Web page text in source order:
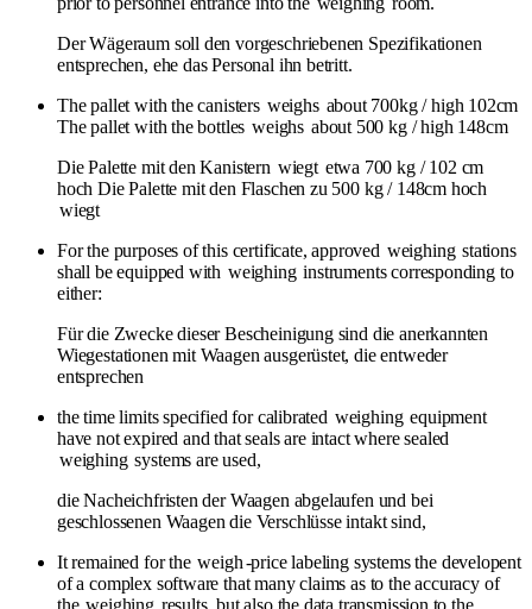
Der Wägeraum soll den vorgeschriebenen Spezifikationen
entsprechen, ehe das Personal ihn betritt.
The pallet with the canisters weighs about 700kg / high 102cm
The pallet with the bottles weighs about 500 kg / high 148cm
Die Palette mit den Kanistern wiegt etwa 700 kg / 102 cm
hoch Die Palette mit den Flaschen zu 500 kg / 148cm hoch
wiegt
For the purposes of this certificate, approved weighing stations
shall be equipped with weighing instruments corresponding to
either:
Für die Zwecke dieser Bescheinigung sind die anerkannten
Wiegestationen mit Waagen ausgerüstet, die entweder
entsprechen
the time limits specified for calibrated weighing equipment
have not expired and that seals are intact where sealed
weighing systems are used,
die Nacheichfristen der Waagen abgelaufen und bei
geschlossenen Waagen die Verschlüsse intakt sind,
It remained for the weigh-price labeling systems the developent
of a complex software that many claims as to the accuracy of
the weighing results, but also the data transmission to the